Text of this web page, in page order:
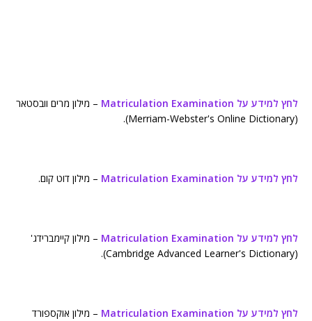
לחץ למידע על Matriculation Examination
– מילון מרים וובסטאר
(Merriam-Webster's Online Dictionary).
לחץ למידע על Matriculation Examination – מילון דוט קום.
לחץ למידע על Matriculation Examination
– מילון קיימברידג'
(Cambridge Advanced Learner's Dictionary).
לחץ למידע על Matriculation Examination – מילון אוקספורד